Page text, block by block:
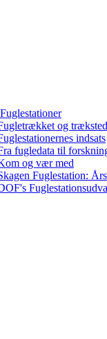
Fuglestationer
og
indsats
fugledata til
og vær med
Fuglestation: